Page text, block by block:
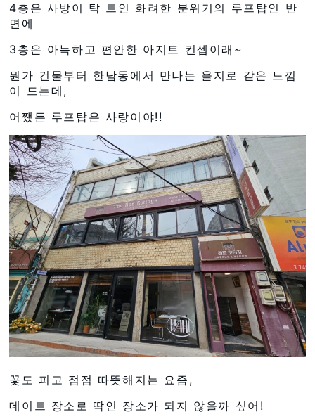
4층은 사방이 탁 트인 화려한 분위기의 루프탑인 반
면에
3층은 아늑하고 편안한 아지트 컨셉이래~
뭔가 건물부터 한남동에서 만나는 을지로 같은 느낌
이 드는데,
어쨌든 루프탑은 사랑이야!!
꽃도 피고 점점 따뜻해지는 요즘,
데이트 장소로 딱인 장소가 되지 않을까 싶어!